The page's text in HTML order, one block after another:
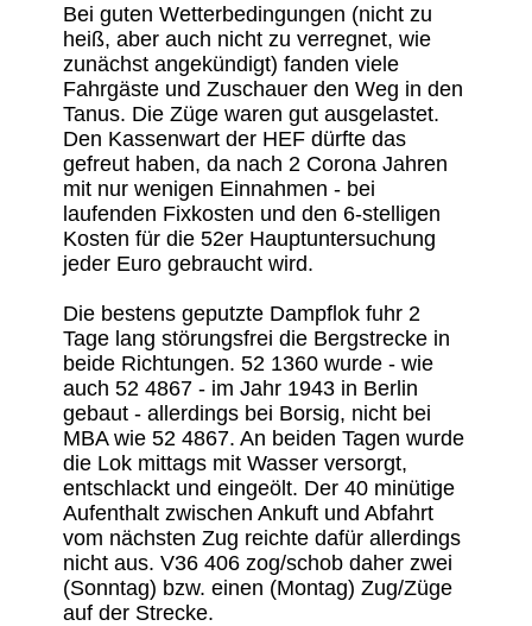
Bei guten Wetterbedingungen (nicht zu
heiß, aber auch nicht zu verregnet, wie
zunächst angekündigt) fanden viele
Fahrgäste und Zuschauer den Weg in den
Tanus. Die Züge waren gut ausgelastet.
Den Kassenwart der HEF dürfte das
gefreut haben, da nach 2 Corona Jahren
mit nur wenigen Einnahmen - bei
laufenden Fixkosten und den 6-stelligen
Kosten für die 52er Hauptuntersuchung
jeder Euro gebraucht wird.
Die bestens geputzte Dampflok fuhr 2
Tage lang störungsfrei die Bergstrecke in
beide Richtungen. 52 1360 wurde - wie
auch 52 4867 - im Jahr 1943 in Berlin
gebaut - allerdings bei Borsig, nicht bei
MBA wie 52 4867. An beiden Tagen wurde
die Lok mittags mit Wasser versorgt,
entschlackt und eingeölt. Der 40 minütige
Aufenthalt zwischen Ankuft und Abfahrt
vom nächsten Zug reichte dafür allerdings
nicht aus. V36 406 zog/schob daher zwei
(Sonntag) bzw. einen (Montag) Zug/Züge
auf der Strecke.